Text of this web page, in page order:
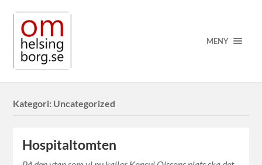
MENY
Kategori: Uncategorized
Hospitaltomten